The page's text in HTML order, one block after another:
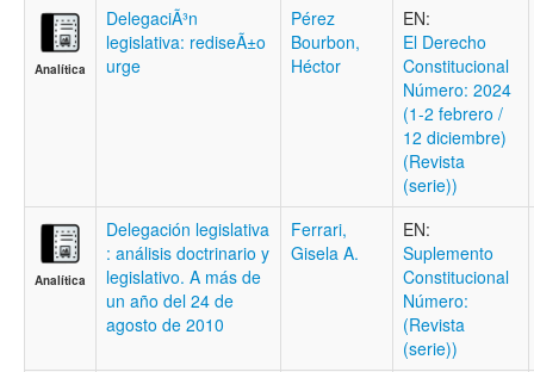
Analítica
DelegaciÃ³n
legislativa: rediseÃ±o
urge
Pérez
Bourbon,
Héctor
EN:
El Derecho
Constitucional
Número: 2024
(1-2 febrero /
12 diciembre)
(Revista
(serie))
Analítica
Delegación legislativa
: análisis doctrinario y
legislativo. A más de
un año del 24 de
agosto de 2010
Ferrari,
Gisela A.
EN:
Suplemento
Constitucional
Número:
(Revista
(serie))